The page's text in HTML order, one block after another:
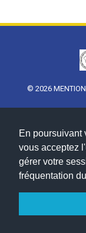
En poursuivant
vous acceptez
gérer votre
fréquentation
© 2026